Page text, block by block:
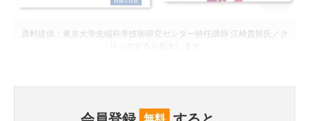
資料提供：東京大学先端科学技術研究センター特任講師 江崎貴裕氏／ク